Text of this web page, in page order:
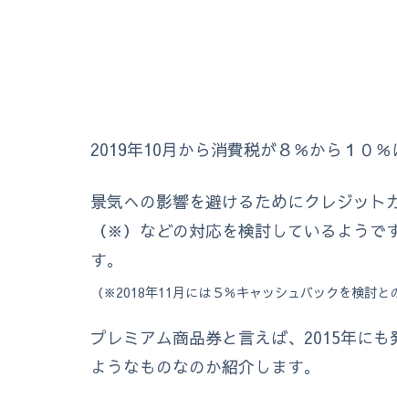
2019年10月から消費税が８％から１０％
景気への影響を避けるためにクレジット
（※）などの対応を検討しているよう
す。
（※2018年11月には５％キャッシュバックを検討と
プレミアム商品券と言えば、2015年に
ようなものなのか紹介します。